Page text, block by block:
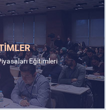
Eğitimleri